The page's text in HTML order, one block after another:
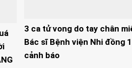
3 ca tử vong do tay chân
Bác sĩ Bệnh viện Nhi đồng
cảnh báo